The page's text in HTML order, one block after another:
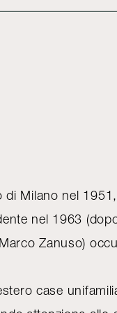
Milano nel 1951,
nel 1963
Zanuso)
case